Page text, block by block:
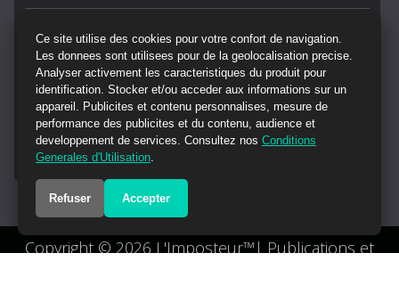
Convocation AG
CGV Annonces Légales
Mandataire de
Copyright © 2026 L'Imposteur™| Publications et
Ce site utilise des cookies pour votre confort de navigation.
Les donnees sont utilisees pour de la geolocalisation precise.
Analyser activement les caracteristiques du produit pour
identification. Stocker et/ou acceder aux informations sur un
appareil. Publicites et contenu personnalises, mesure de
performance des publicites et du contenu, audience et
developpement de services. Consultez nos Conditions
Generales d'Utilisation.
Refuser Accepter